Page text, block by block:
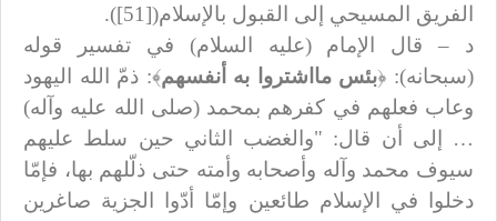
الفريق المسيحي إلى القبول بالإسلام([51]).
د – قال الإمام (عليه السلام) في تفسير قوله
(سبحانه): ﴿بئس مااشتروا به أنفسهم﴾: ذمّ الله اليهود
وعاب فعلهم في كفرهم بمحمد (صلى الله عليه وآله)
… إلى أن قال: "والغضب الثاني حين سلط عليهم
سيوف محمد وآله وأصحابه وأمته حتى ذلّلهم بها، فإمّا
دخلوا في الإسلام طائعين وإمّا أدّوا الجزية صاغرين